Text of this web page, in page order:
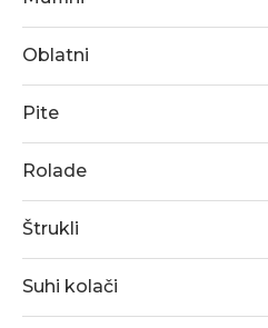
Oblatni
Pite
Rolade
Štrukli
Suhi kolači